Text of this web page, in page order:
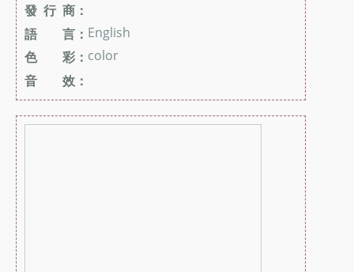
發 行 商：
語 言： English
色 彩： color
音 效：